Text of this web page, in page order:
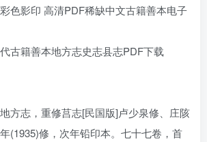
色影印 高清PDF稀缺中文古籍善本电子
古籍善本地方志史志县志PDF下载
方志，重修莒志[民国版]卢少泉修、庄陔
(1935)修，次年铅印本。七十七卷，首